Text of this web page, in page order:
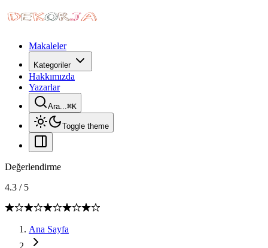
Makaleler
Kategoriler
Hakkımızda
Yazarlar
Ara...⌘K
Toggle theme
Değerlendirme
4.3 / 5
Ana Sayfa